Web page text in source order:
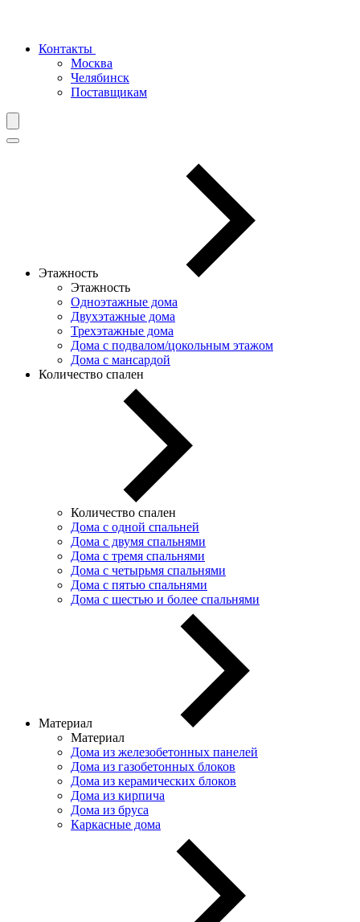
Контакты
Москва
Челябинск
Поставщикам
Этажность
Этажность
Одноэтажные дома
Двухэтажные дома
Трехэтажные дома
Дома с подвалом/цокольным этажом
Дома с мансардой
Количество спален
Количество спален
Дома с одной спальней
Дома с двумя спальнями
Дома с тремя спальнями
Дома с четырьмя спальнями
Дома с пятью спальнями
Дома с шестью и более спальнями
Материал
Материал
Дома из железобетонных панелей
Дома из газобетонных блоков
Дома из керамических блоков
Дома из кирпича
Дома из бруса
Каркасные дома